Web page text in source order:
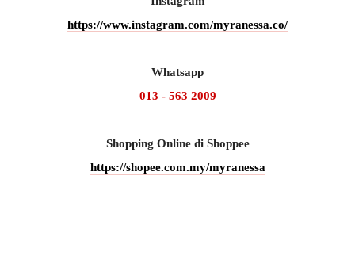
https://www.instagram.com/myranessa.co/
Whatsapp
013 - 563 2009
Shopping Online di Shoppee
https://shopee.com.my/myranessa